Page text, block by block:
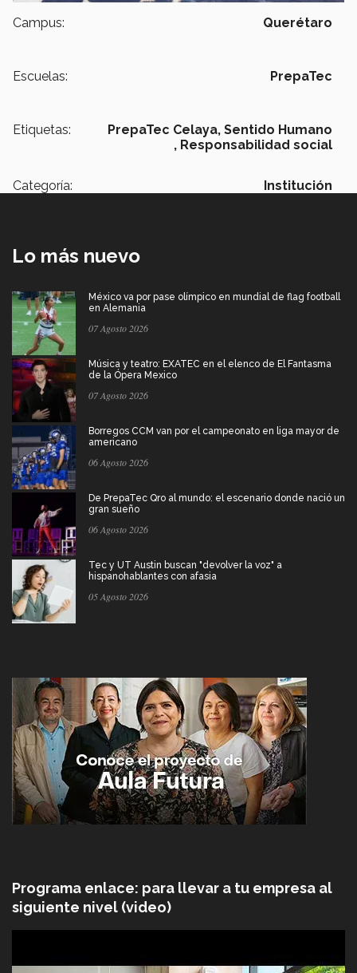
Campus: Querétaro
Escuelas: PrepaTec
Etiquetas: PrepaTec Celaya, Sentido Humano
, Responsabilidad social
Categoría: Institución
Lo más nuevo
México va por pase olímpico en mundial de flag football
en Alemania
07 Agosto 2026
Música y teatro: EXATEC en el elenco de El Fantasma
de la Ópera Mexico
07 Agosto 2026
Borregos CCM van por el campeonato en liga mayor de
americano
06 Agosto 2026
De PrepaTec Qro al mundo: el escenario donde nació un
gran sueño
06 Agosto 2026
Tec y UT Austin buscan "devolver la voz" a
hispanohablantes con afasia
05 Agosto 2026
Programa enlace: para llevar a tu empresa al
siguiente nivel (video)